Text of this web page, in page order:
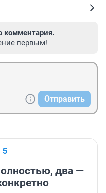
комментария.
первым!
Отправить
два —